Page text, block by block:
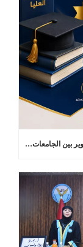
كلية الآداب بجامعة ذي قار تعلن عن (73) مقعدًا شاغرًا للتدوير بين الجامعات في برامج الدراسات العليا